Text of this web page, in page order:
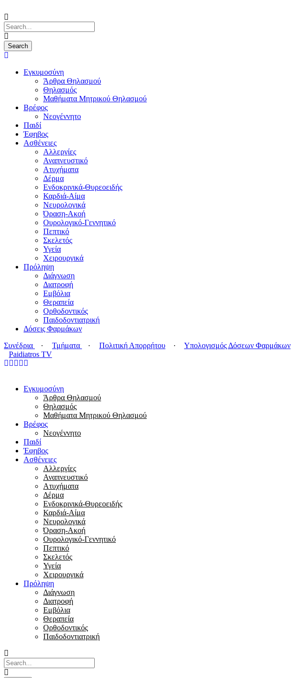
Εγκυμοσύνη
Άρθρα Θηλασμού
Θηλασμός
Μαθήματα Μητρικού Θηλασμού
Βρέφος
Νεογέννητο
Παιδί
Έφηβος
Ασθένειες
Αλλεργίες
Αναπνευστικό
Ατυχήματα
Δέρμα
Ενδοκρινικά-Θυρεοειδής
Καρδιά-Αίμα
Νευρολογικά
Όραση-Ακοή
Ουρολογικό-Γεννητικό
Πεπτικό
Σκελετός
Υγεία
Χειρουργικά
Πρόληψη
Διάγνωση
Διατροφή
Εμβόλια
Θεραπεία
Ορθοδοντικός
Παιδοδοντιατρική
Δόσεις Φαρμάκων
Συνέδρια
· Τμήματα · Πολιτική Απορρήτου ·
Υπολογισμός Δόσεων Φαρμάκων
Paidiatros TV
Εγκυμοσύνη
Άρθρα Θηλασμού
Θηλασμός
Μαθήματα Μητρικού Θηλασμού
Βρέφος
Νεογέννητο
Παιδί
Έφηβος
Ασθένειες
Αλλεργίες
Αναπνευστικό
Ατυχήματα
Δέρμα
Ενδοκρινικά-Θυρεοειδής
Καρδιά-Αίμα
Νευρολογικά
Όραση-Ακοή
Ουρολογικό-Γεννητικό
Πεπτικό
Σκελετός
Υγεία
Χειρουργικά
Πρόληψη
Διάγνωση
Διατροφή
Εμβόλια
Θεραπεία
Ορθοδοντικός
Παιδοδοντιατρική